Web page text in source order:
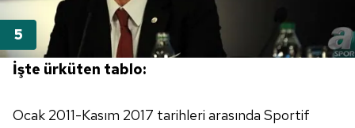
İşte ürküten tablo:
Ocak 2011-Kasım 2017 tarihleri arasında Sportif